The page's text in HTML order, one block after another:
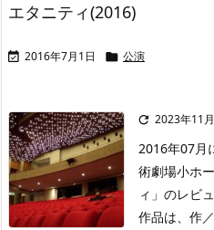
エタニティ(2016)
 2016年7月1日  公演
 2023年11
2016年07月
術劇場小ホ
ィ」のレビ
作品は、作